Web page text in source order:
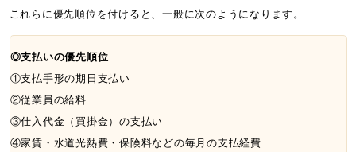
これらに優先順位を付けると、一般に次のようになります。
◎支払いの優先順位
①支払手形の期日支払い
②従業員の給料
③仕入代金（買掛金）の支払い
④家賃・水道光熱費・保険料などの毎月の支払経費